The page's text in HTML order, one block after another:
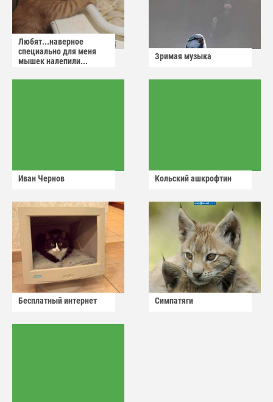
Любят...наверное
специально для меня
мышек налепили...
Зримая музыка
Иван Чернов Кольский ашкрофтин
Бесплатный интернет Симпатяги